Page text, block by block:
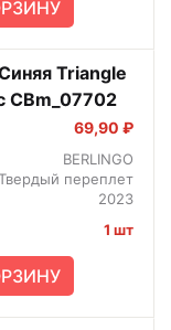
Triangle
CBm_07702
69,90 ₽
BERLINGO
переплет
2023
1 шт